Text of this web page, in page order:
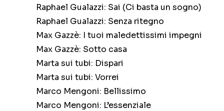
Raphael Gualazzi: Sai (Ci basta un sogno)
Raphael Gualazzi: Senza ritegno
Max Gazzè: I tuoi maledettissimi impegni
Max Gazzè: Sotto casa
Marta sui tubi: Dispari
Marta sui tubi: Vorrei
Marco Mengoni: Bellissimo
Marco Mengoni: L’essenziale